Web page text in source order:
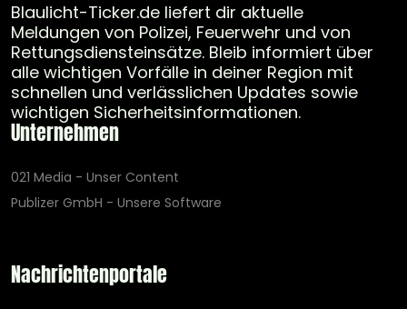
Blaulicht-Ticker.de liefert dir aktuelle
Meldungen von Polizei, Feuerwehr und von
Rettungsdiensteinsätze. Bleib informiert über
alle wichtigen Vorfälle in deiner Region mit
schnellen und verlässlichen Updates sowie
wichtigen Sicherheitsinformationen.
Unternehmen
021 Media - Unser Content
Publizer GmbH - Unsere Software
Nachrichtenportale